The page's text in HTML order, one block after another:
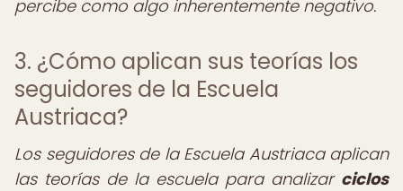
percibe como algo inherentemente negativo.
3. ¿Cómo aplican sus teorías los
seguidores de la Escuela
Austriaca?
Los seguidores de la Escuela Austriaca aplican
las teorías de la escuela para analizar ciclos